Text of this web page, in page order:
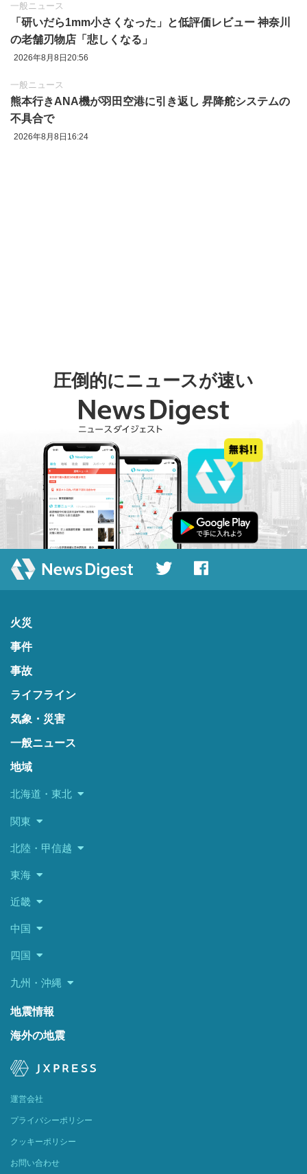
一般ニュース
「研いだら1mm小さくなった」と低評価レビュー 神奈川
の老舗刃物店「悲しくなる」
2026年8月8日20:56
一般ニュース
熊本行きANA機が羽田空港に引き返し 昇降舵システムの
不具合で
2026年8月8日16:24
圧倒的にニュースが速い
火災
事件
事故
ライフライン
気象・災害
一般ニュース
地域
北海道・東北
関東
北陸・甲信越
東海
近畿
中国
四国
九州・沖縄
地震情報
海外の地震
運営会社
プライバシーポリシー
クッキーポリシー
お問い合わせ